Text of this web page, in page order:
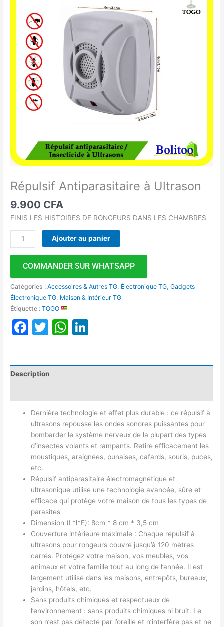
Répulsif Antiparasitaire à Ultrason
9.900 CFA
FINIS LES HISTOIRES DE RONGEURS DANS LES CHAMBRES
Ultrason
Ajouter au panier
COMMANDER SUR WHATSAPP
Catégories :Accessoires & Autres TG Électronique TG ,Gadgets
Électronique TG Maison & Intérieur TG
Étiquette :TOGO
Facebook
TwitterWhatsApp
Description
Dernière technologie et effet plus durable : ce répulsif à
ultrasons repousse les ondes sonores puissantes pour
bombarder le système nerveux de la plupart des types
d’insectes volants et rampants. Retire efficacement les
moustiques, araignées, punaises, cafards, souris, puces,
etc.
Répulsif antiparasitaire électromagnétique et
ultrasonique utilise une technologie avancée, sûre et
efficace qui protège votre maison de tous les types de
parasites
Dimension (L*l*E): 8cm * 8 cm * 3,5 cm
Couverture intérieure maximale : Chaque répulsif à
ultrasons pour rongeurs couvre jusqu’à 120 mètres
carrés. Protégez votre maison, vos meubles, vos
animaux et votre famille tout au long de l’année. Il est
largement utilisé dans les maisons, entrepôts, bureaux,
jardins, hôtels, etc.
Sans produits chimiques et respectueux de
l’environnement : sans produits chimiques ni bruit. Le
son n’est pas détecté par l’oreille et n’interfère pas et ne